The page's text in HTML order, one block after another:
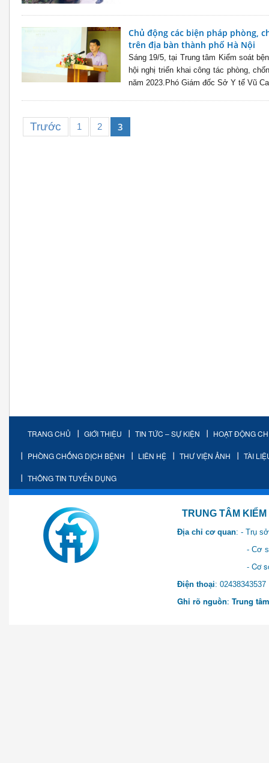
Chủ động các biện pháp phòng,
trên địa bàn thành phố Hà Nội
Sáng 19/5, tại Trung tâm Kiểm soát
hội nghị triển khai công tác phòng,
năm 2023.Phó Giám đốc Sở Y tế Vũ
Trước 1 2 3
TRANG CHỦ GIỚI THIỆU TIN TỨC – SỰ KIỆN HOẠT ĐỘNG
PHÒNG CHỐNG DỊCH BỆNH LIÊN HỆ THƯ VIỆN ẢNH TÀI
THÔNG TIN TUYỂN DỤNG
TRUNG TÂM KIỂM SOÁT
Địa chỉ cơ quan: - Trụ
- Cơ sở 2: Khu Hành
- Cơ sở 3: Số 1 Ngõ 2
Điện thoại:
Ghi rõ nguồn: Trung